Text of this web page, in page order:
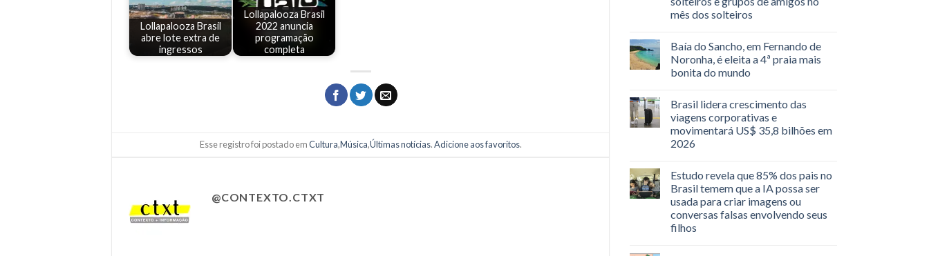
Lollapalooza Brasil
abre lote extra de
ingressos
Lollapalooza Brasil
2022 anuncia
programação
completa
Esse registro foi postado emCultura,Música,Últimas notícias.Adicione aos favoritos.
@CONTEXTO.CTXT
mês dos solteiros
Baía do Sancho, em Fernando de
Noronha, é eleita a 4ª praia mais
bonita do mundo
Brasil lidera crescimento das
viagens corporativas e
movimentará US$ 35,8 bilhões em
2026
Estudo revela que 85% dos pais no
Brasil temem que a IA possa ser
usada para criar imagens ou
conversas falsas envolvendo seus
filhos